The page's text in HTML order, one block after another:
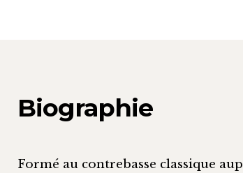
Biographie
Formé au contrebasse classique